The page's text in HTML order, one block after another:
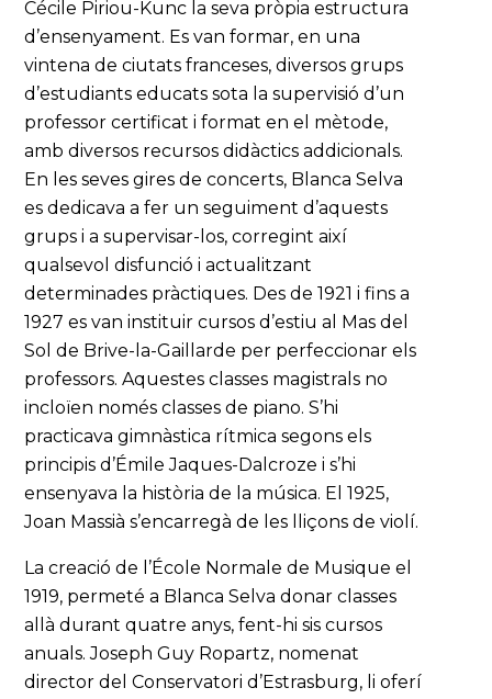
Cécile Piriou-Kunc la seva pròpia estructura
d’ensenyament. Es van formar, en una
vintena de ciutats franceses, diversos grups
d’estudiants educats sota la supervisió d’un
professor certificat i format en el mètode,
amb diversos recursos didàctics addicionals.
En les seves gires de concerts, Blanca Selva
es dedicava a fer un seguiment d’aquests
grups i a supervisar-los, corregint així
qualsevol disfunció i actualitzant
determinades pràctiques. Des de 1921 i fins a
1927 es van instituir cursos d’estiu al Mas del
Sol de Brive-la-Gaillarde per perfeccionar els
professors. Aquestes classes magistrals no
incloïen només classes de piano. S’hi
practicava gimnàstica rítmica segons els
principis d’Émile Jaques-Dalcroze i s’hi
ensenyava la història de la música. El 1925,
Joan Massià s’encarregà de les lliçons de violí.
La creació de l’École Normale de Musique el
1919, permeté a Blanca Selva donar classes
allà durant quatre anys, fent-hi sis cursos
anuals. Joseph Guy Ropartz, nomenat
director del Conservatori d’Estrasburg, li oferí